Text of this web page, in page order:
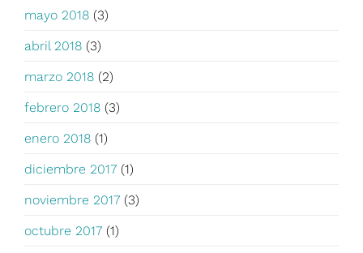
mayo 2018 (3)
abril 2018 (3)
marzo 2018 (2)
febrero 2018 (3)
enero 2018 (1)
diciembre 2017 (1)
noviembre 2017 (3)
octubre 2017 (1)